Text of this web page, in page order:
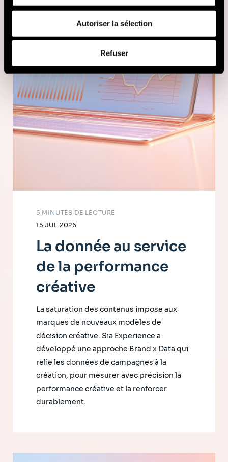
fournies ou qu'ils ont collectées lors de votre utilisation
de leurs services (cookies tiers).
vous pouvez nous contacter et comment nous traitons
Politique de protection des données à caractère
personnel.
Autoriser la sélection
Refuser
15 JUL 2026
5 MINUTES DE LECTURE
La donnée au service
de la performance
créative
La saturation des contenus impose aux
marques de nouveaux modèles de
décision créative. Sia Experience a
développé une approche Brand x Data qui
relie les données de campagnes à la
création, pour mesurer avec précision la
performance créative et la renforcer
durablement.